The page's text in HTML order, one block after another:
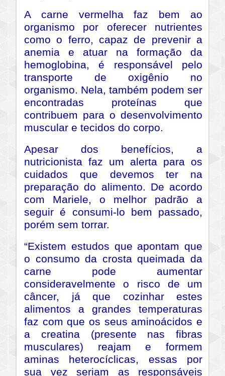
A carne vermelha faz bem ao
organismo por oferecer nutrientes
como o ferro, capaz de prevenir a
anemia e atuar na formação da
hemoglobina, é responsável pelo
transporte de oxigênio no
organismo. Nela, também podem ser
encontradas proteínas que
contribuem para o desenvolvimento
muscular e tecidos do corpo.
Apesar dos benefícios, a
nutricionista faz um alerta para os
cuidados que devemos ter na
preparação do alimento. De acordo
com Mariele, o melhor padrão a
seguir é consumi-lo bem passado,
porém sem torrar.
“Existem estudos que apontam que
o consumo da crosta queimada da
carne pode aumentar
consideravelmente o risco de um
câncer, já que cozinhar estes
alimentos a grandes temperaturas
faz com que os seus aminoácidos e
a creatina (presente nas fibras
musculares) reajam e formem
aminas heterocíclicas, essas por
sua vez seriam as responsáveis